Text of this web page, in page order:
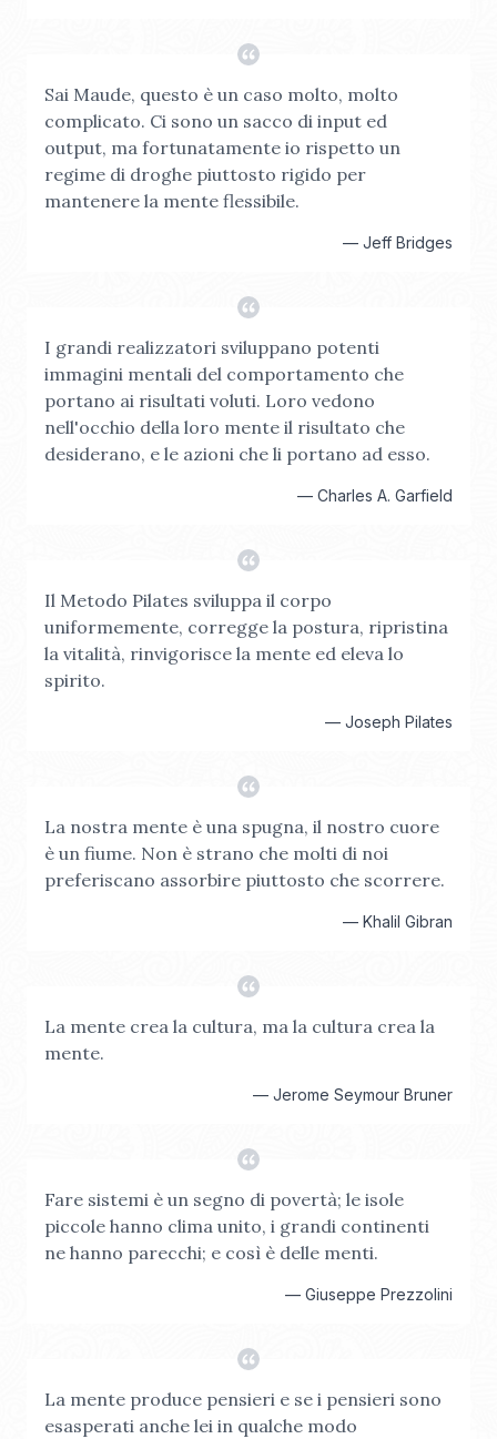
Sai Maude, questo è un caso molto, molto
complicato. Ci sono un sacco di input ed
output, ma fortunatamente io rispetto un
regime di droghe piuttosto rigido per
mantenere la mente flessibile.
— Jeff Bridges
I grandi realizzatori sviluppano potenti
immagini mentali del comportamento che
portano ai risultati voluti. Loro vedono
nell'occhio della loro mente il risultato che
desiderano, e le azioni che li portano ad esso.
— Charles A. Garfield
Il Metodo Pilates sviluppa il corpo
uniformemente, corregge la postura, ripristina
la vitalità, rinvigorisce la mente ed eleva lo
spirito.
— Joseph Pilates
La nostra mente è una spugna, il nostro cuore
è un fiume. Non è strano che molti di noi
preferiscano assorbire piuttosto che scorrere.
— Khalil Gibran
La mente crea la cultura, ma la cultura crea la
mente.
— Jerome Seymour Bruner
Fare sistemi è un segno di povertà; le isole
piccole hanno clima unito, i grandi continenti
ne hanno parecchi; e così è delle menti.
— Giuseppe Prezzolini
La mente produce pensieri e se i pensieri sono
esasperati anche lei in qualche modo